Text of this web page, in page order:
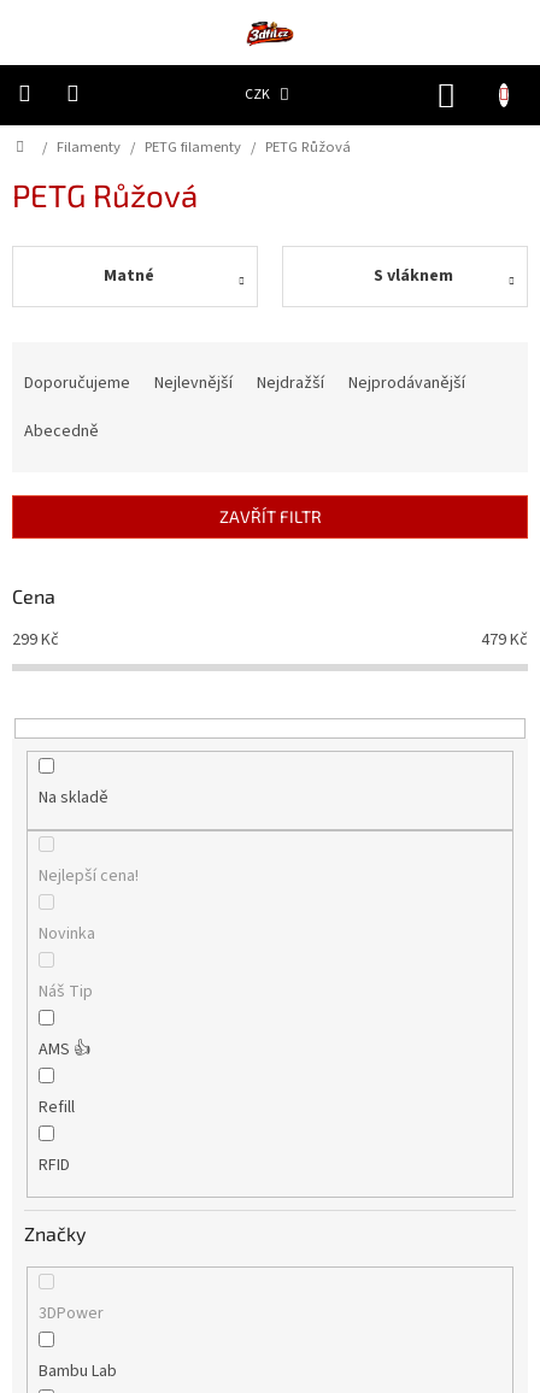
CZK
náhradní
díly
Novinky
Zakázková
Články
Slovníček
pojmů
Program
školy
Značky
Měna
(CZK)
Přihlášení
Domů
/ Filamenty / PETG filamenty / PETG Růžová
PETG Růžová
Matné S vláknem
r
d
k
t
Doporučujeme Nejlevnější Nejdražší
Nejprodávanější
Abecedně
ZAVŘÍT FILTR
Cena
299Kč 479Kč
Na skladě
Nejlepší cena!
Novinka
Náš Tip
AMS 👍
Refill
RFID
Značky
3DPower
Bambu Lab